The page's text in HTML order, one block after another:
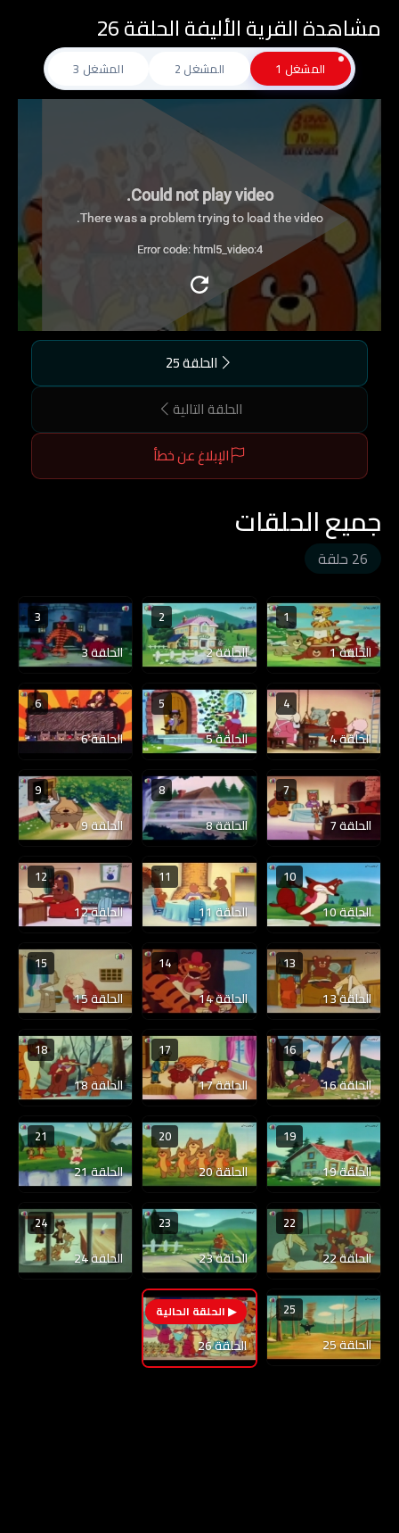
مشاهدة القرية الأليفة الحلقة 26
المشغل 1 المشغل 2 المشغل 3
Could not play video.
There was a problem trying to load the video.
Error code: html5_video:4
الحلقة 25
الحلقة التالية
الإبلاغ عن خطأ
جميع الحلقات
26 حلقة
1
الحلقة 1
2
الحلقة 2
3
الحلقة 3
4
الحلقة 4
5
الحلقة 5
6
الحلقة 6
7
الحلقة 7
8
الحلقة 8
9
الحلقة 9
10
الحلقة 10
11
الحلقة 11
12
الحلقة 12
13
الحلقة 13
14
الحلقة 14
15
الحلقة 15
16
الحلقة 16
17
الحلقة 17
18
الحلقة 18
19
الحلقة 19
20
الحلقة 20
21
الحلقة 21
22
الحلقة 22
23
الحلقة 23
24
الحلقة 24
25
الحلقة 25
26
الحلقة 26